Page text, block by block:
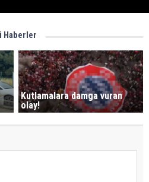
Haberler
Kutlamalara damga vuran
olay!